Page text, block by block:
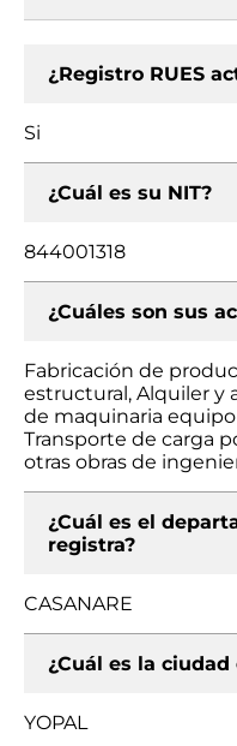
¿Registro RUES
Si
¿Cuál es su NIT?
844001318
¿Cuáles son sus
Fabricación de
estructural, Alquiler y
de maquinaria
Transporte de carga
otras obras de
¿Cuál es el
registra?
CASANARE
¿Cuál es la
YOPAL